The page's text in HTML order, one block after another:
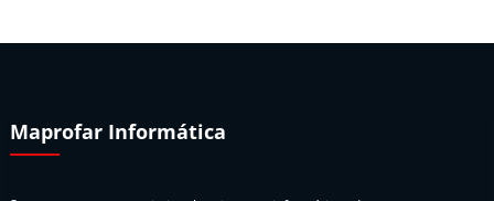
Maprofar Informática